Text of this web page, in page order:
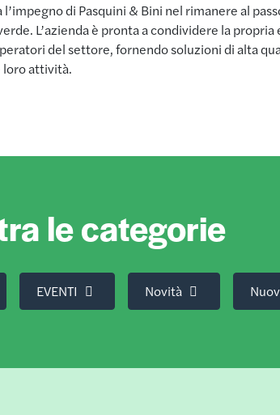
di Pasquini & Bini nel rimanere al
L’azienda è pronta a condividere la propria
del settore, fornendo soluzioni di alta
loro attività.
le categorie
EVENTI Novità